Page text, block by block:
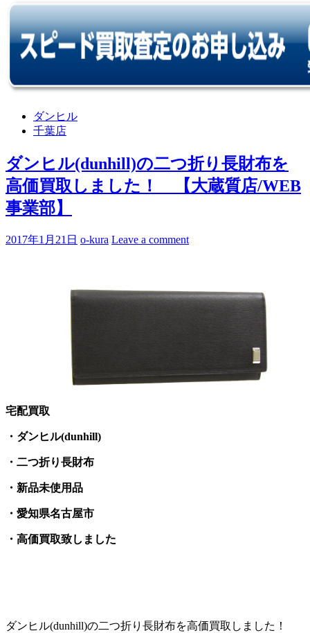
ダンヒル
千葉店
ダンヒル(dunhill)の二つ折り長財布を
高価買取しました！ 【大蔵質店/WEB
事業部】
2017年1月21日 o-kura Leave a comment
宅配買取
・ダンヒル(dunhill)
・二つ折り長財布
・新品未使用品
・愛知県名古屋市
・高価買取致しました
ダンヒル(dunhill)の二つ折り長財布を高価買取しました！